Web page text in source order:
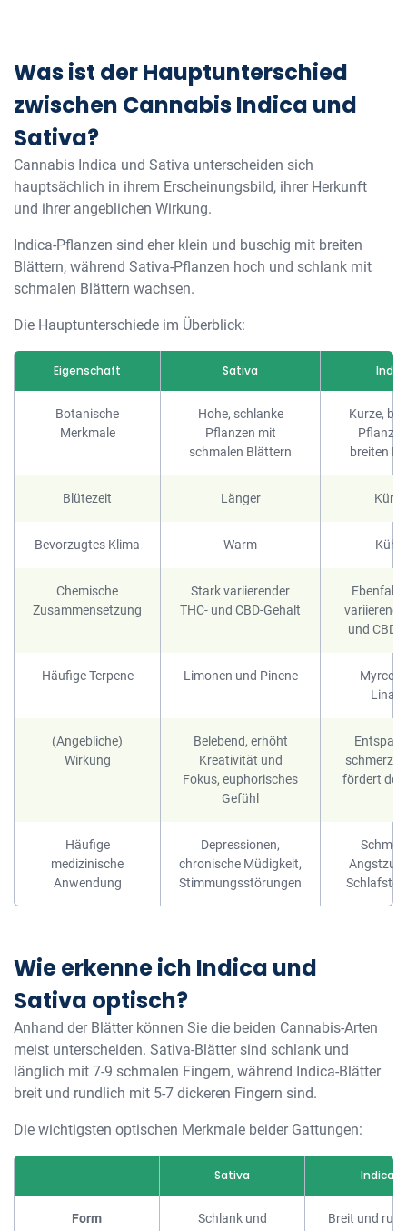
Was ist der Hauptunterschied
zwischen Cannabis Indica und
Sativa?
Cannabis Indica und Sativa unterscheiden sich
hauptsächlich in ihrem Erscheinungsbild, ihrer Herkunft
und ihrer angeblichen Wirkung.
Indica-Pflanzen sind eher klein und buschig mit breiten
Blättern, während Sativa-Pflanzen hoch und schlank mit
schmalen Blättern wachsen.
Die Hauptunterschiede im Überblick:
Eigenschaft Sativa
Botanische
Merkmale
Hohe, schlanke
Pflanzen mit
schmalen Blättern
Kurze,
breiten
Blütezeit Länger
Bevorzugtes Klima Warm
Chemische
Zusammensetzung
Stark variierender
THC- und CBD-Gehalt
Ebenfalls
und CBD-
Häufige Terpene Limonen und Pinene
Myrcen
(Angebliche)
Wirkung
Belebend, erhöht
Kreativität und
Fokus, euphorisches
Gefühl
fördert
Häufige
medizinische
Anwendung
Depressionen,
chronische Müdigkeit,
Stimmungsstörungen
Wie erkenne ich Indica und
Sativa optisch?
Anhand der Blätter können Sie die beiden Cannabis-Arten
meist unterscheiden. Sativa-Blätter sind schlank und
länglich mit 7-9 schmalen Fingern, während Indica-Blätter
breit und rundlich mit 5-7 dickeren Fingern sind.
Die wichtigsten optischen Merkmale beider Gattungen:
Sativa Indica
Form
Schlank und
Breit und